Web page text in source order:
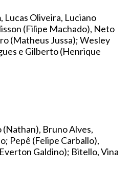
Lucas Oliveira, Luciano
(Filipe Machado), Neto
(Matheus Jussa); Wesley
e Gilberto (Henrique
Bruno Alves,
Pepê (Felipe Carballo),
Galdino); Bitello, Vina